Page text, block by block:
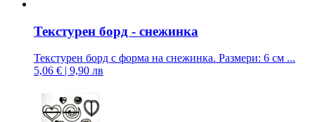
Текстурен борд - снежинка
Текстурен борд с форма на снежинка. Размери: 6 см ...
5,06 € | 9,90 лв